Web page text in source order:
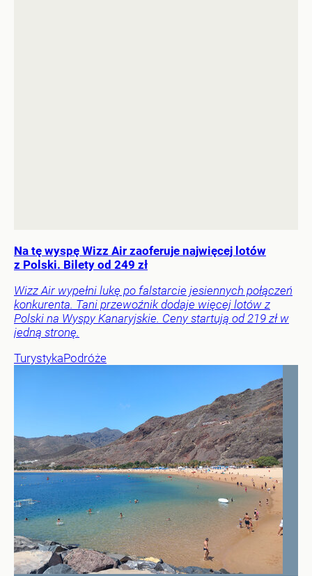
Na tę wyspę Wizz Air zaoferuje najwięcej lotów
z Polski. Bilety od 249 zł
Wizz Air wypełni lukę po falstarcie jesiennych połączeń
konkurenta. Tani przewoźnik dodaje więcej lotów z
Polski na Wyspy Kanaryjskie. Ceny startują od 219 zł w
jedną stronę.
TurystykaPodróże